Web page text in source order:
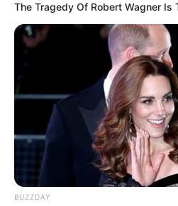
The Tragedy Of Robert Wagner Is
BUZZDAY